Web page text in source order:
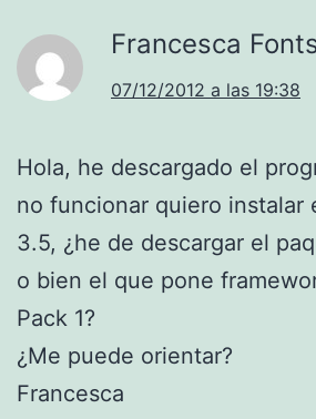
Francesca
07/12/2012 a las 19:38
Hola, he descargado el
no funcionar quiero instalar
3.5, ¿he de descargar el
o bien el que pone
Pack 1?
¿Me puede orientar?
Francesca